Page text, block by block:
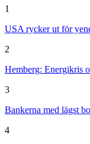
1
USA rycker ut för
2
Hemberg: Energikris
3
Bankerna med lägst
4